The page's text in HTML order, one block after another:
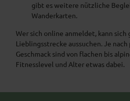
gibt es weitere nützliche
Wanderkarten.
Wer sich online anmeldet, kann sich
Lieblingsstrecke aussuchen. Je
Geschmack sind von flachen bis
Fitnesslevel und Alter etwas dabei.